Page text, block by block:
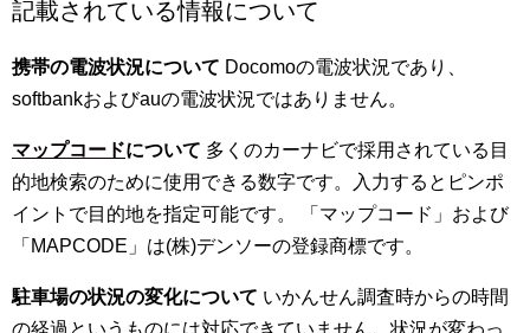
記載されている情報について
携帯の電波状況について Docomoの電波状況であり、
softbankおよびauの電波状況ではありません。
マップコードについて 多くのカーナビで採用されている目
的地検索のために使用できる数字です。入力するとピンポ
イントで目的地を指定可能です。 「マップコード」および
「MAPCODE」は(株)デンソーの登録商標です。
駐車場の状況の変化について いかんせん調査時からの時間
の経過というものには対応できていません。状況が変わっ